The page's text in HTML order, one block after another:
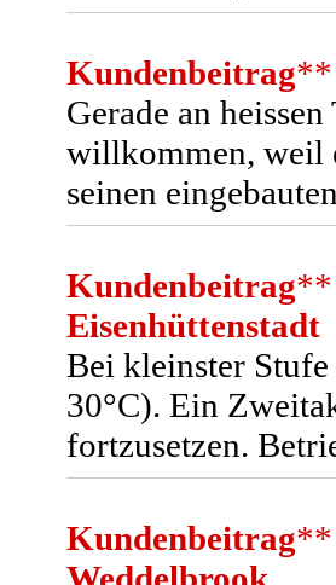
Kundenbeitrag**
Gerade an
willkommen, weil
seinen
Kundenbeitrag**
Eisenhüttenstadt
Bei kleinster
30°C). Ein
fortzusetzen.
Kundenbeitrag**